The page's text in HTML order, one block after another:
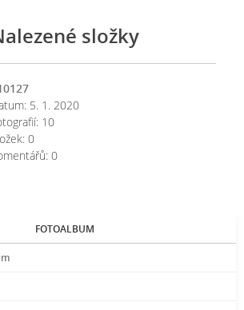
složky
5. 1. 2020
10
0
0
FOTOALBUM